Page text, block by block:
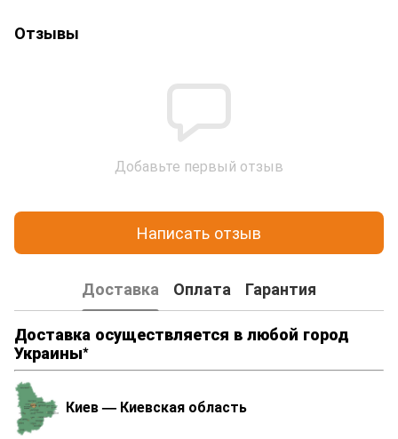
Отзывы
Добавьте первый отзыв
Написать отзыв
Доставка Оплата
Гарантия
Доставка осуществляется в любой город
Украины*
Киев — Киевская область